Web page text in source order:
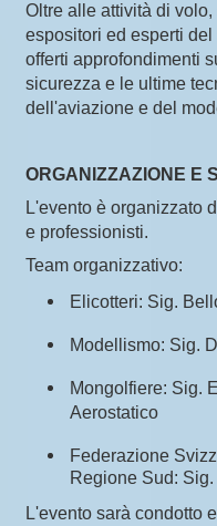
Oltre alle attività di
espositori ed esperti
offerti approfondimenti
sicurezza e le ultime
dell'aviazione e del
ORGANIZZAZIONE E
L'evento è organizzato
e professionisti.
Team organizzativo:
Elicotteri: Sig.
Modellismo: Sig.
Mongolfiere: Sig.
Aerostatico
Federazione
Regione Sud:
L'evento sarà condotto